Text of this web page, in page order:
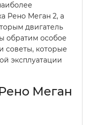
Рено Меган 2, а
двигатель
обратим особое
советы, которые
эксплуатации
Меган